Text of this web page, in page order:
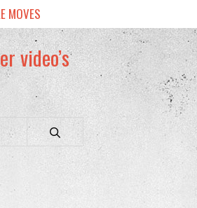
MOVES
video’s